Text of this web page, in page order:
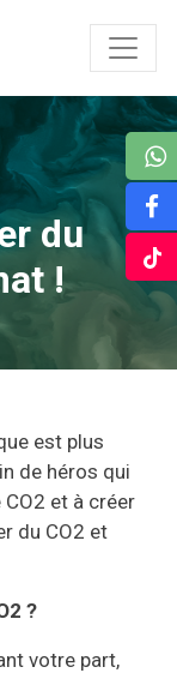
du
!
est plus
de héros qui
et à créer
du CO2 et
?
votre part,